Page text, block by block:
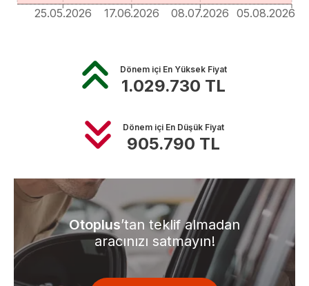
25.05.2026 17.06.2026 08.07.2026 05.08.2026
Dönem içi En Yüksek Fiyat
1.029.730 TL
Dönem içi En Düşük Fiyat
905.790 TL
Otoplus’tan teklif almadan
aracınızı satmayın!